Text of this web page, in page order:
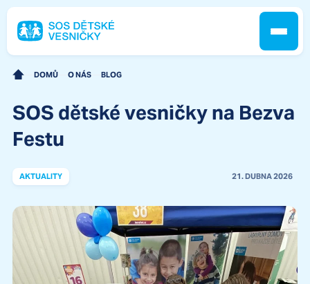
DOMŮ O NÁS BLOG
SOS dětské vesničky na Bezva
Festu
AKTUALITY 21. DUBNA 2026
Pobočky
Kontakt